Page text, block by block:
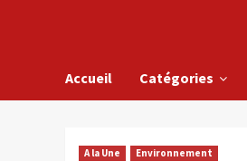
Accueil Catégories
A la Une Environnement